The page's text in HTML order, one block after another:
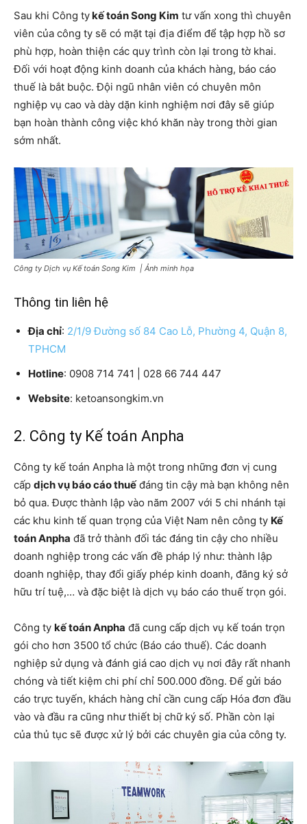
Sau khi Công tykế toán Song Kim tư vấn xong thì chuyên
viên của công ty sẽ có mặt tại địa điểm để tập hợp hồ sơ
phù hợp, hoàn thiện các quy trình còn lại trong tờ khai.
Đối với hoạt động kinh doanh của khách hàng, báo cáo
thuế là bắt buộc. Đội ngũ nhân viên có chuyên môn
nghiệp vụ cao và dày dặn kinh nghiệm nơi đây sẽ giúp
bạn hoàn thành công việc khó khăn này trong thời gian
sớm nhất.
Công ty Dịch vụ Kế toán Song Kim | Ảnh minh họa
Thông tin liên hệ
Địa chỉ: 2/1/9 Đường số 84 Cao Lỗ, Phường 4, Quận 8,
TPHCM
Hotline: 0908 714 741 | 028 66 744 447
Website: ketoansongkim.vn
2. Công ty Kế toán Anpha
Công ty kế toán Anpha là một trong những đơn vị cung
cấp dịch vụ báo cáo thuếđáng tin cậy mà bạn không nên
bỏ qua. Được thành lập vào năm 2007 với 5 chi nhánh tại
các khu kinh tế quan trọng của Việt Nam nên công ty Kế
toán Anpha đã trở thành đối tác đáng tin cậy cho nhiều
doanh nghiệp trong các vấn đề pháp lý như: thành lập
doanh nghiệp, thay đổi giấy phép kinh doanh, đăng ký sở
hữu trí tuệ,… và đặc biệt là dịch vụ báo cáo thuế trọn gói.
Công ty kế toán Anpha đã cung cấp dịch vụ kế toán trọn
gói cho hơn 3500 tổ chức (Báo cáo thuế). Các doanh
nghiệp sử dụng và đánh giá cao dịch vụ nơi đây rất nhanh
chóng và tiết kiệm chi phí chỉ 500.000 đồng. Để gửi báo
cáo trực tuyến, khách hàng chỉ cần cung cấp Hóa đơn đầu
vào và đầu ra cũng như thiết bị chữ ký số. Phần còn lại
của thủ tục sẽ được xử lý bởi các chuyên gia của công ty.